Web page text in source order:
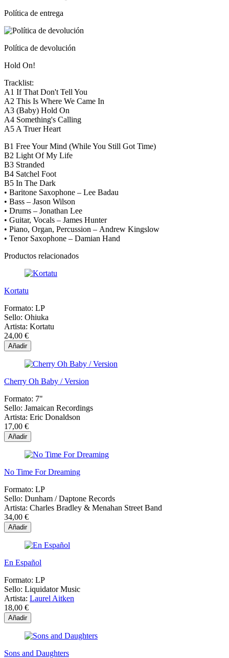
Política de entrega
Política de devolución
Hold On!
Tracklist:
A1 If That Don't Tell You
A2 This Is Where We Came In
A3 (Baby) Hold On
A4 Something's Calling
A5 A Truer Heart
B1 Free Your Mind (While You Still Got Time)
B2 Light Of My Life
B3 Stranded
B4 Satchel Foot
B5 In The Dark
• Baritone Saxophone – Lee Badau
• Bass – Jason Wilson
• Drums – Jonathan Lee
• Guitar, Vocals – James Hunter
• Piano, Organ, Percussion – Andrew Kingslow
• Tenor Saxophone – Damian Hand
Productos relacionados
Kortatu
Formato: LP
Sello: Ohiuka
Artista: Kortatu
24,00 €
Añadir
Cherry Oh Baby / Version
Formato: 7"
Sello: Jamaican Recordings
Artista: Eric Donaldson
17,00 €
Añadir
No Time For Dreaming
Formato: LP
Sello: Dunham ‎/ Daptone Records
Artista: Charles Bradley & Menahan Street Band
34,00 €
Añadir
En Español
Formato: LP
Sello: Liquidator Music
Artista: Laurel Aitken
18,00 €
Añadir
Sons and Daughters